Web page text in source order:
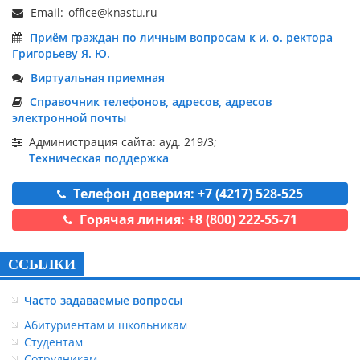
Email:
Приём граждан по личным вопросам к и. о. ректора
Григорьеву Я. Ю.
Виртуальная приемная
Справочник телефонов, адресов, адресов
электронной почты
Администрация сайта: ауд. 219/3;
Техническая поддержка
Телефон доверия: +7 (4217) 528-525
Горячая линия: +8 (800) 222-55-71
ССЫЛКИ
Часто задаваемые вопросы
Абитуриентам и школьникам
Студентам